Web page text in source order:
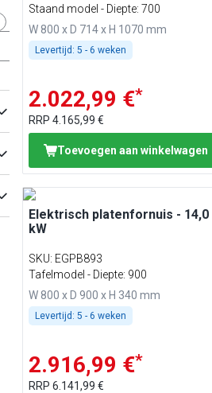
Staand model - Diepte: 700
W 800 x D 714 x H 1070 mm
Levertijd: 5 - 6 weken
2.022,99 €*
RRP 4.165,99 €
Toevoegen aan winkelwagen
Elektrisch platenfornuis - 14,0
kW
SKU: EGPB893
Tafelmodel - Diepte: 900
W 800 x D 900 x H 340 mm
Levertijd: 5 - 6 weken
2.916,99 €*
RRP 6.141,99 €